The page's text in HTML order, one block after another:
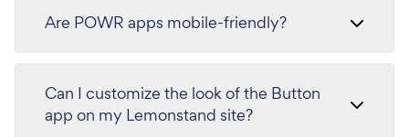
Are POWR apps mobile-friendly?
Can I customize the look of the Button
app on my Lemonstand site?